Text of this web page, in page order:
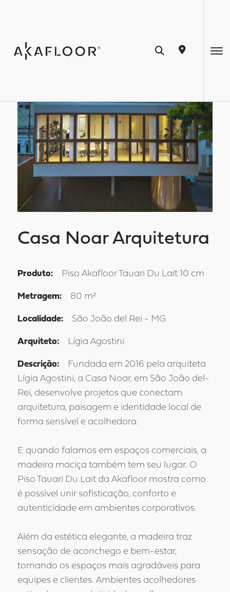
Casa Noar Arquitetura
Produto: Piso Akafloor Tauari Du Lait 10 cm
Metragem: 80 m²
Localidade: São João del Rei - MG
Arquiteto: Lígia Agostini
Descrição:
Fundada em 2016 pela arquiteta
Lígia Agostini, a Casa Noar, em São João del-
Rei, desenvolve projetos que conectam
arquitetura, paisagem e identidade local de
forma sensível e acolhedora.
E quando falamos em espaços comerciais, a
madeira maciça também tem seu lugar. O
Piso Tauari Du Lait da Akafloor mostra como
é possível unir sofisticação, conforto e
autenticidade em ambientes corporativos.
Além da estética elegante, a madeira traz
sensação de aconchego e bem-estar,
tornando os espaços mais agradáveis para
equipes e clientes. Ambientes acolhedores